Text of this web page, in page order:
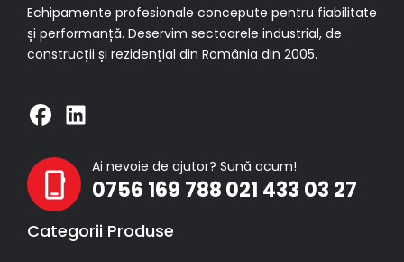
Echipamente profesionale concepute pentru fiabilitate
și performanță. Deservim sectoarele industrial, de
construcții și rezidențial din România din 2005.
Ai nevoie de ajutor? Sună acum!
0756 169 788021 433 03 27
Categorii Produse